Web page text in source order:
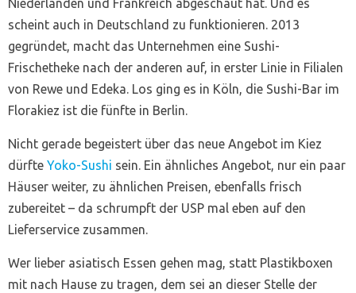
Niederlanden und Frankreich abgeschaut hat. Und es
scheint auch in Deutschland zu funktionieren. 2013
gegründet, macht das Unternehmen eine Sushi-
Frischetheke nach der anderen auf, in erster Linie in Filialen
von Rewe und Edeka. Los ging es in Köln, die Sushi-Bar im
Florakiez ist die fünfte in Berlin.
Nicht gerade begeistert über das neue Angebot im Kiez
dürfte Yoko-Sushi sein. Ein ähnliches Angebot, nur ein paar
Häuser weiter, zu ähnlichen Preisen, ebenfalls frisch
zubereitet – da schrumpft der USP mal eben auf den
Lieferservice zusammen.
Wer lieber asiatisch Essen gehen mag, statt Plastikboxen
mit nach Hause zu tragen, dem sei an dieser Stelle der